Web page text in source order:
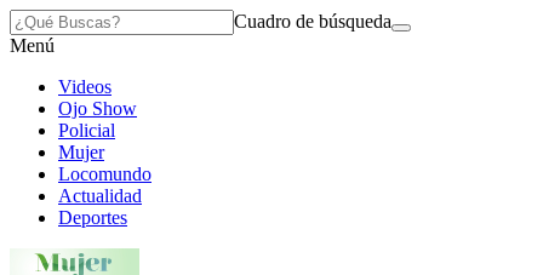
Cuadro de búsqueda
Menú
Videos
Ojo Show
Policial
Mujer
Locomundo
Actualidad
Deportes